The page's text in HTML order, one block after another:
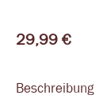
29,99 €
Beschreibung